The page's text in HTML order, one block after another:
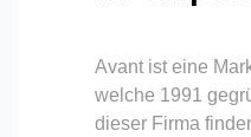
Avant ist eine
welche 1991
dieser Firma